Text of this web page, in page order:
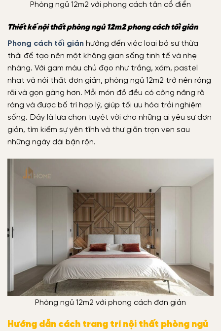
Phòng ngủ 12m2 với phong cách tân cổ điển
Thiết kế nội thất phòng ngủ 12m2 phong cách tối giản
Phong cách tối giản hướng đến việc loại bỏ sự thừa
thãi để tạo nên một không gian sống tinh tế và nhẹ
nhàng. Với gam màu chủ đạo như trắng, xám, pastel
nhạt và nội thất đơn giản, phòng ngủ 12m2 trở nên rộng
rãi và gọn gàng hơn. Mỗi món đồ đều có công năng rõ
ràng và được bố trí hợp lý, giúp tối ưu hóa trải nghiệm
sống. Đây là lựa chọn tuyệt vời cho những ai yêu sự đơn
giản, tìm kiếm sự yên tĩnh và thư giãn trọn vẹn sau
những ngày dài bận rộn.
Phòng ngủ 12m2 với phong cách đơn giản
Hướng dẫn cách trang trí nội thất phòng ngủ